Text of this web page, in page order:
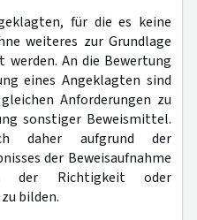
für die es keine
weiteres zur Grundlage
An die Bewertung
eines Angeklagten sind
Anforderungen zu
sonstiger Beweismittel.
daher aufgrund der
der Beweisaufnahme
der Richtigkeit oder
bilden.